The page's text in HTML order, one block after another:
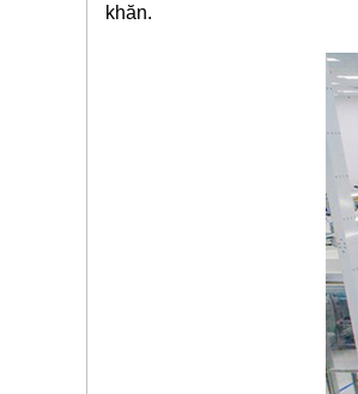
khăn.